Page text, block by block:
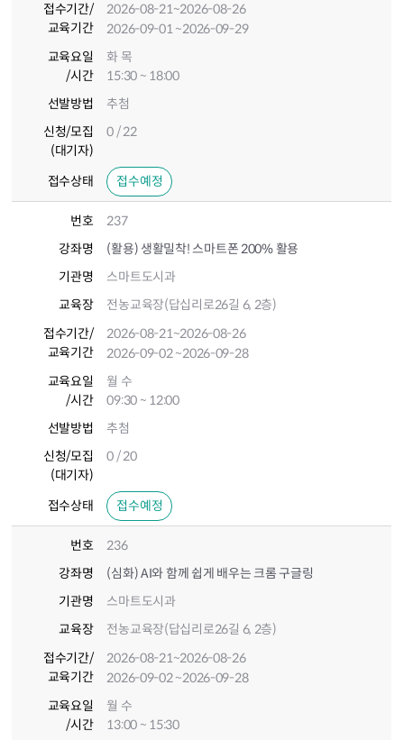
접수기간/
교육기간
2026-08-21~2026-08-26
2026-09-01~2026-09-29
교육요일
/시간
화 목
15:30 ~ 18:00
선발방법
추첨
신청/모집
(대기자)
0 / 22
접수상태 접수예정
번호
237
강좌명
(활용) 생활밀착! 스마트폰 200% 활용
기관명
스마트도시과
교육장
전농교육장(답십리로26길 6, 2층)
접수기간/
교육기간
2026-08-21~2026-08-26
2026-09-02~2026-09-28
교육요일
/시간
월 수
09:30 ~ 12:00
선발방법
추첨
신청/모집
(대기자)
0 / 20
접수상태 접수예정
번호
236
강좌명
(심화) AI와 함께 쉽게 배우는 크롬 구글링
기관명
스마트도시과
교육장
전농교육장(답십리로26길 6, 2층)
접수기간/
교육기간
2026-08-21~2026-08-26
2026-09-02~2026-09-28
교육요일
/시간
월 수
13:00 ~ 15:30